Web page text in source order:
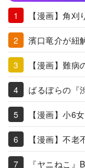
【漫画】角
濱口竜介が紐
【漫画】難
ばるぼらの『
【漫画】小6
【漫画】不
『ヤニねこ